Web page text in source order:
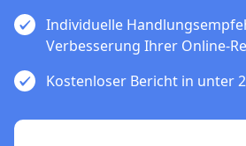
Individuelle
Verbesserung Ihrer Online-
Kostenloser Bericht in unter